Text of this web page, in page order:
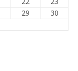
29
30